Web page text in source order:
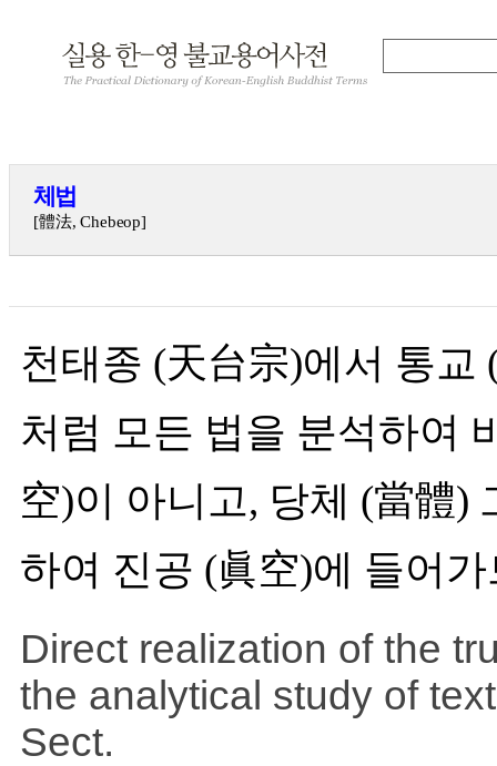
체법
[體法, Chebeop]
천태종 (天台宗)에서 통교
처럼 모든 법을 분석하여
空)이 아니고, 당체 (當體)
하여 진공 (眞空)에 들어
Direct realization of the
the analytical study of
Sect.